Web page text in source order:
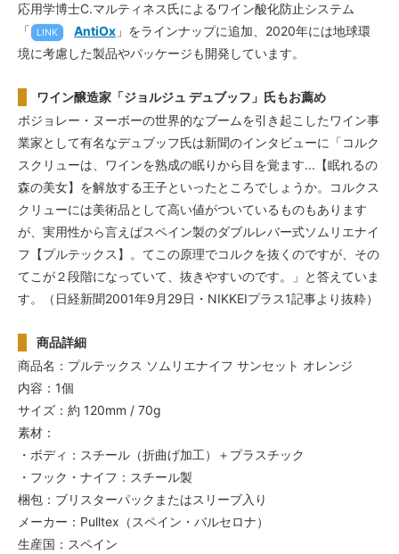
応用学博士C.マルティネス氏によるワイン酸化防止システム
「
LINK AntiOx 」をラインナップに追加、2020年には地球環
境に考慮した製品やパッケージも開発しています。
ワイン醸造家「ジョルジュ デュブッフ」氏もお薦め
ボジョレー・ヌーボーの世界的なブームを引き起こしたワイン事
業家として有名なデュブッフ氏は新聞のインタビューに「コルク
スクリューは、ワインを熟成の眠りから目を覚ます...【眠れるの
森の美女】を解放する王子といったところでしょうか。コルクス
クリューには美術品として高い値がついているものもあります
が、実用性から言えばスペイン製のダブルレバー式ソムリエナイ
フ【プルテックス】。てこの原理でコルクを抜くのですが、その
てこが２段階になっていて、抜きやすいのです。」と答えていま
す。（日経新聞2001年9月29日・NIKKEIプラス1記事より抜粋）
商品詳細
商品名：プルテックス ソムリエナイフ サンセット オレンジ
内容：1個
サイズ：約 120mm / 70g
素材：
・ボディ：スチール（折曲げ加工）＋プラスチック
・フック・ナイフ：スチール製
梱包：ブリスターパックまたはスリーブ入り
メーカー：Pulltex（スペイン・バルセロナ）
生産国：スペイン